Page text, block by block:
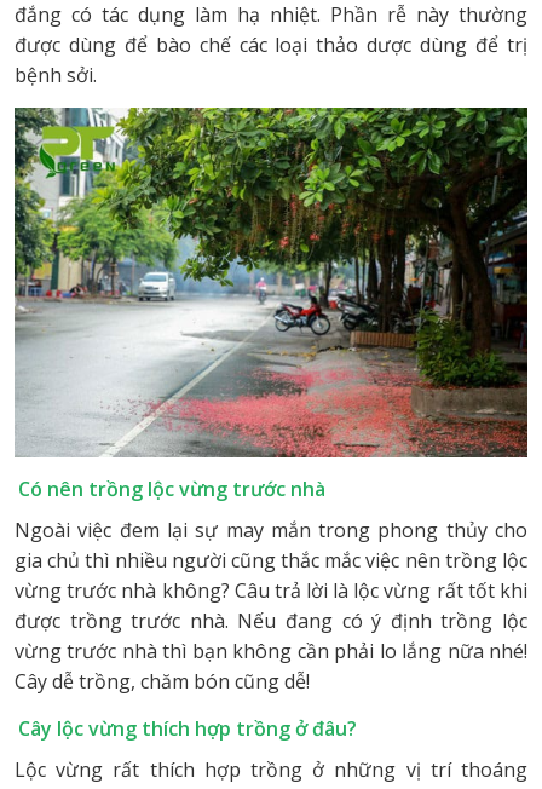
đắng có tác dụng làm hạ nhiệt. Phần rễ này thường
được dùng để bào chế các loại thảo dược dùng để trị
bệnh sởi.
Có nên trồng lộc vừng trước nhà
Ngoài việc đem lại sự may mắn trong phong thủy cho
gia chủ thì nhiều người cũng thắc mắc việc nên trồng lộc
vừng trước nhà không? Câu trả lời là lộc vừng rất tốt khi
được trồng trước nhà. Nếu đang có ý định trồng lộc
vừng trước nhà thì bạn không cần phải lo lắng nữa nhé!
Cây dễ trồng, chăm bón cũng dễ!
Cây lộc vừng thích hợp trồng ở đâu?
Lộc vừng rất thích hợp trồng ở những vị trí thoáng